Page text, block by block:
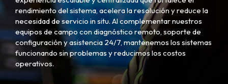
rendimiento del sistema, acelera la resolución y reduce la
necesidad de servicio in situ. Al complementar nuestros
equipos de campo con diagnóstico remoto, soporte de
configuración y asistencia 24/7, mantenemos los sistemas
funcionando sin problemas y reducimos los costos
operativos.